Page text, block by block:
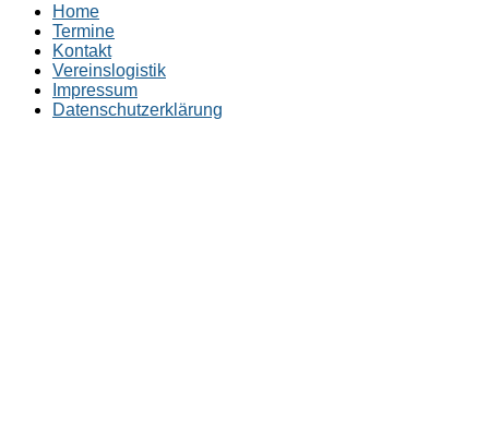
Home
Termine
Kontakt
Vereinslogistik
Impressum
Datenschutzerklärung